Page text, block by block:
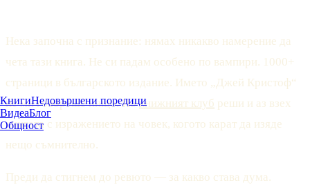
КнигиНедовършени поредици
ВидеаБлог
Общност
Нека започна с признание: нямах никакво намерение да
чета тази книга. Не си падам особено по вампири. 1000+
страници в българското издание. Името „Джей Кристоф“
не ми говореше нищо. Нокнижният клуб реши и аз взех
книгата с изражението на човек, когото карат да изяде
нещо съмнително.
Преди да стигнем до ревюто — за какво става дума.